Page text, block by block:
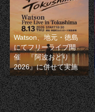
Watson、地元・徳島
にてフリーライブ開
催 『阿波おどり
2026』に併せて実施